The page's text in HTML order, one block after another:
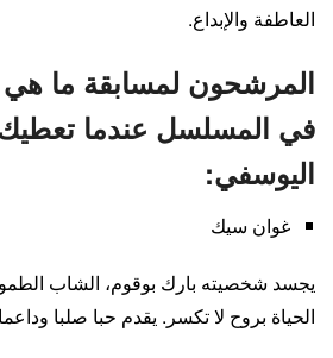
العاطفة والإبداع.
المرشحون لمسابقة ما
في المسلسل عندما تعطيك
اليوسفي:
غوان سيك
يجسد شخصيته بارك بوقوم، الشاب
الحياة بروح لا تكسر. يقدم حبا صلبا